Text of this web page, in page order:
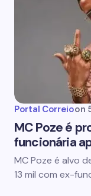
Portal Correioon
MC Poze é
funcionária
MC Poze é alvo
13 mil com ex-